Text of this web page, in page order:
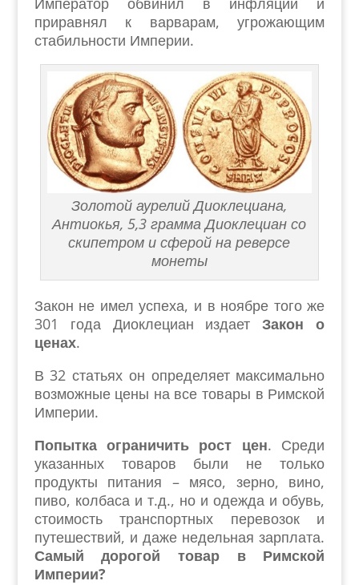
приравнял к варварам, угрожающим
стабильности Империи.
Золотой аурелий Диоклециана,
Антиокья, 5,3 грамма Диоклециан со
скипетром и сферой на реверсе
монеты
Закон не имел успеха, и в ноябре того же
301 года Диоклециан издаетЗакон о
ценах.
В 32 статьях он определяет максимально
возможные цены на все товары в Римской
Империи.
Попытка ограничить рост цен. Среди
указанных товаров были не только
продукты питания – мясо, зерно, вино,
пиво, колбаса и т.д., но и одежда и обувь,
стоимость транспортных перевозок и
путешествий, и даже недельная зарплата.
Самый дорогой товар в Римской
Империи?